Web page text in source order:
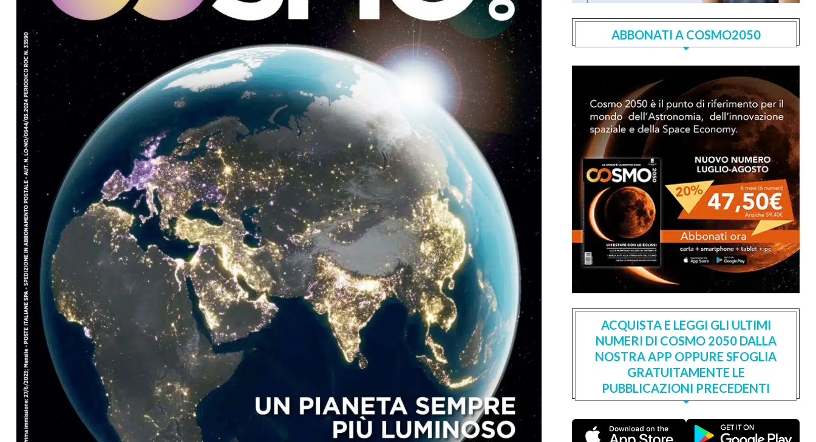
ABBONATI A COSMO2050
ACQUISTA E LEGGI GLI ULTIMI
NUMERI DI COSMO 2050 DALLA
NOSTRA APP OPPURE SFOGLIA
GRATUITAMENTE LE
PUBBLICAZIONI PRECEDENTI